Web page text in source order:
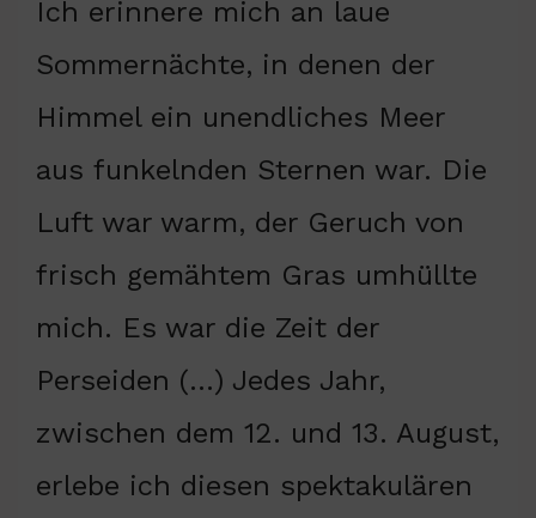
Ich erinnere mich an laue
Sommernächte, in denen der
Himmel ein unendliches Meer
aus funkelnden Sternen war. Die
Luft war warm, der Geruch von
frisch gemähtem Gras umhüllte
mich. Es war die Zeit der
Perseiden (…) Jedes Jahr,
zwischen dem 12. und 13. August,
erlebe ich diesen spektakulären